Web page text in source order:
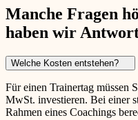
Manche Fragen
haben wir
Welche Kosten entstehen?
Für einen Trainertag
MwSt. investieren. Bei einer
Rahmen eines Coachings